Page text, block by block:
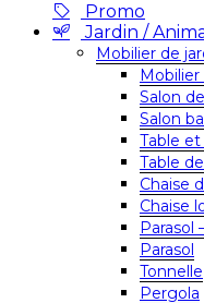
Promo
Jardin /
Mobilier de
Mobilier
Salon
Salon
Table
Table
Chaise
Chaise
Parasol
Parasol
Tonnelle
Pergola